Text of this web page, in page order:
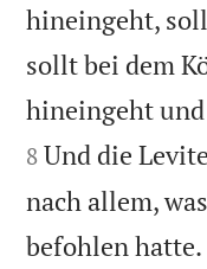
hineingeht,
sollt bei dem
hineingeht
8 Und die
nach allem,
befohlen hatte.